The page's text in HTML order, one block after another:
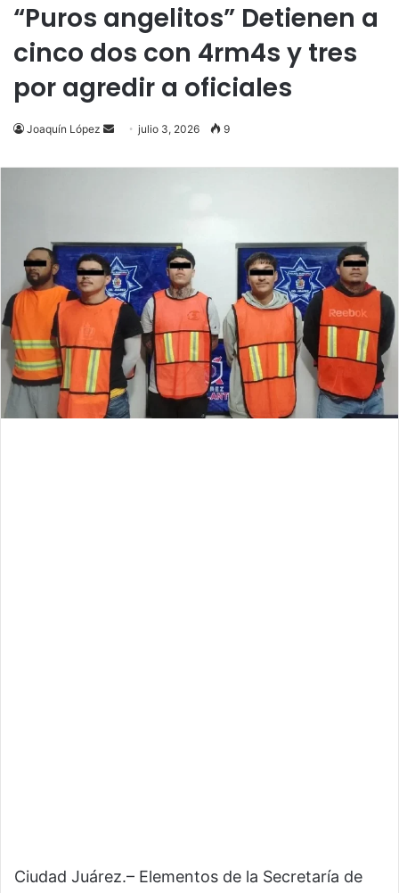
“Puros angelitos” Detienen a
cinco dos con 4rm4s y tres
por agredir a oficiales
Joaquín López
Send
email
julio 3, 2026 9
Ciudad Juárez.– Elementos de la Secretaría de